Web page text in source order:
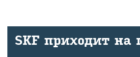
SKF при­хо­дит на